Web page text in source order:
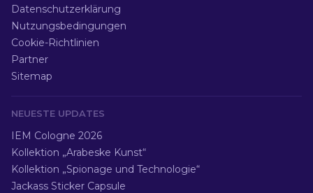
Datenschutzerklärung
Nutzungsbedingungen
Cookie-Richtlinien
Partner
Sitemap
NEUESTE UPDATES
IEM Cologne 2026
Kollektion „Arabeske Kunst“
Kollektion „Spionage und Technologie“
Jackass Sticker Capsule